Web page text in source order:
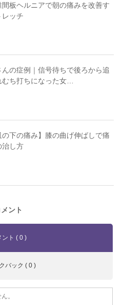
間板ヘルニアで朝の痛みを改善す
レッチ
んの症例｜信号待ちで後ろから追
むち打ちになった女…
の下の痛み】膝の曲げ伸ばしで痛
治し方
メント
ント ( 0 )
バック ( 0 )
。